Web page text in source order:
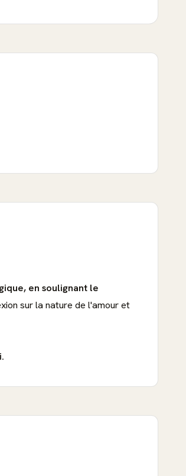
en soulignant le
sur la nature de l'amour et